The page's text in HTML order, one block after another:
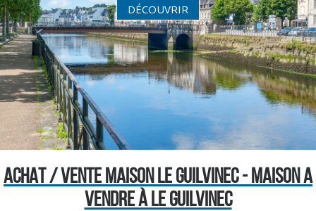
DÉCOUVRIR
ACHAT / VENTE MAISON LE GUILVINEC - MAISON A
VENDRE À LE GUILVINEC